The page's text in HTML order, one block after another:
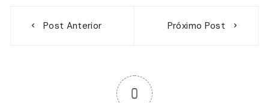
Post Anterior Próximo Post
0